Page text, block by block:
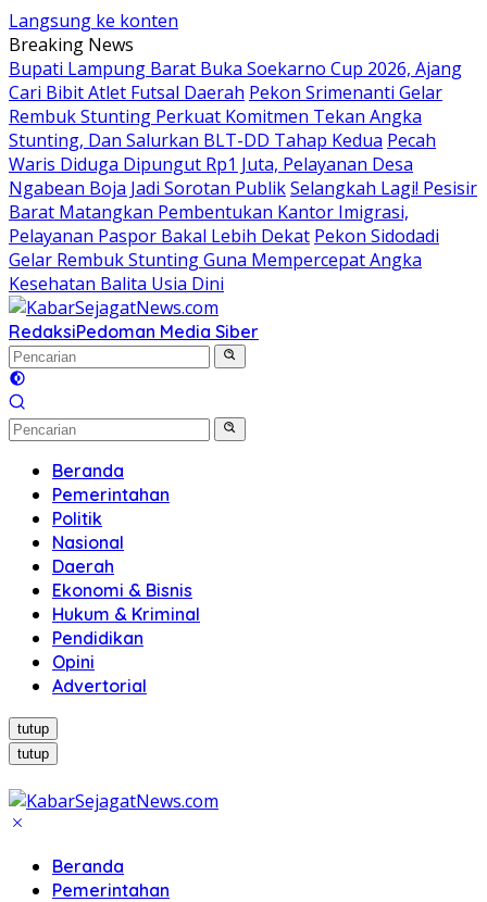
Langsung ke konten
Breaking News
Bupati Lampung Barat Buka Soekarno Cup 2026, Ajang
Cari Bibit Atlet Futsal Daerah Pekon Srimenanti Gelar
Rembuk Stunting Perkuat Komitmen Tekan Angka
Stunting, Dan Salurkan BLT-DD Tahap Kedua Pecah
Waris Diduga Dipungut Rp1 Juta, Pelayanan Desa
Ngabean Boja Jadi Sorotan PublikSelangkah Lagi! Pesisir
Barat Matangkan Pembentukan Kantor Imigrasi,
Pelayanan Paspor Bakal Lebih Dekat Pekon Sidodadi
Gelar Rembuk Stunting Guna Mempercepat Angka
Kesehatan Balita Usia Dini
RedaksiPedoman Media Siber
Beranda
Pemerintahan
Politik
Nasional
Daerah
Ekonomi & Bisnis
Hukum & Kriminal
Pendidikan
Opini
Advertorial
tutup
tutup
Beranda
Pemerintahan